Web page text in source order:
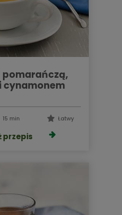
cynamonem
15 min Łatwy
przepis